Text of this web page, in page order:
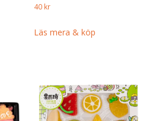
40 kr
Läs mera & köp